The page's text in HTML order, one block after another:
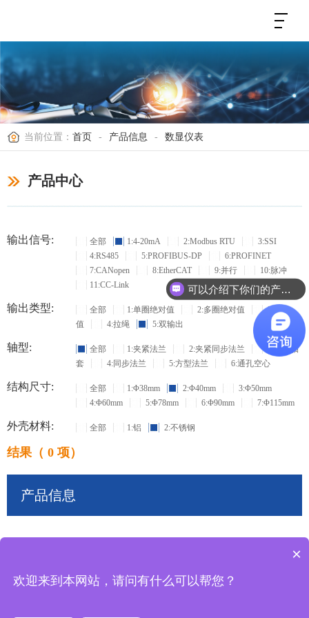
当前位置： 首页 - 产品信息 - 数显仪表
产品中心
输出信号: 全部 1:4-20mA 2:Modbus RTU
3:SSI
4:RS485
5:PROFIBUS-DP
6:PROFINET
7:CANopen
8:EtherCAT 9:并行
10:脉冲
11:CC-Link
输出类型: 全部 1:单圈绝对值 2:多圈绝对值
3:增量
值
4:拉绳 5:双输出
轴型: 全部 1:夹紧法兰 2:夹紧同步法兰
3:盲孔轴
套
4:同步法兰 5:方型法兰 6:通孔空心
结构尺寸: 全部 1:Φ38mm 2:Φ40mm
3:Φ50mm
4:Φ60mm
5:Φ78mm 6:Φ90mm 7:Φ115mm
外壳材料: 全部 1:铝 2:不锈钢
结果（ 0 项）
产品信息
可以介绍下你们的产品么？
×
欢迎来到本网站，请问有什么可以帮您？